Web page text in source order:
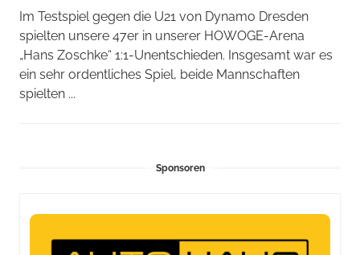
Im Testspiel gegen die U21 von Dynamo Dresden
spielten unsere 47er in unserer HOWOGE-Arena
„Hans Zoschke“ 1:1-Unentschieden. Insgesamt war es
ein sehr ordentliches Spiel, beide Mannschaften
spielten ...
Sponsoren